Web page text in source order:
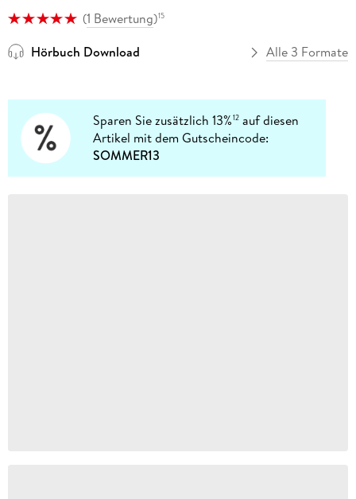
(1 Bewertung)15
Hörbuch Download Alle 3 Formate
Sparen Sie zusätzlich 13%12 auf diesen
Artikel mit dem Gutscheincode:
SOMMER13